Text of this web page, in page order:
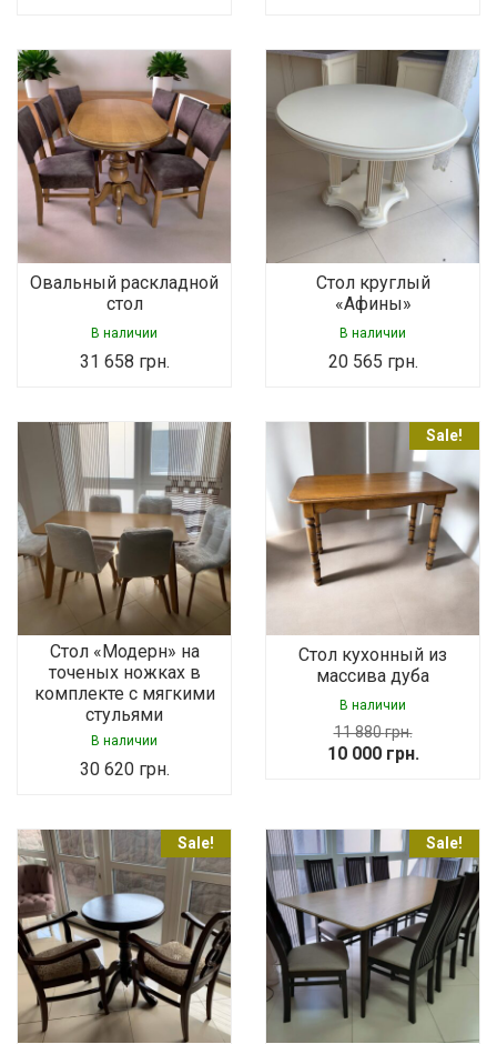
Овальный раскладной
стол
31 658 грн.
В наличии
Стол круглый
«Афины»
20 565 грн.
В наличии
Стол «Модерн» на
точеных ножках в
комплекте с мягкими
стульями
30 620 грн.
В наличии
Sale!
Стол кухонный из
массива дуба
11 880грн.
Original
11
880 грн..
10 000 грн.Current
10
000 грн..
В наличии
Sale! Sale!